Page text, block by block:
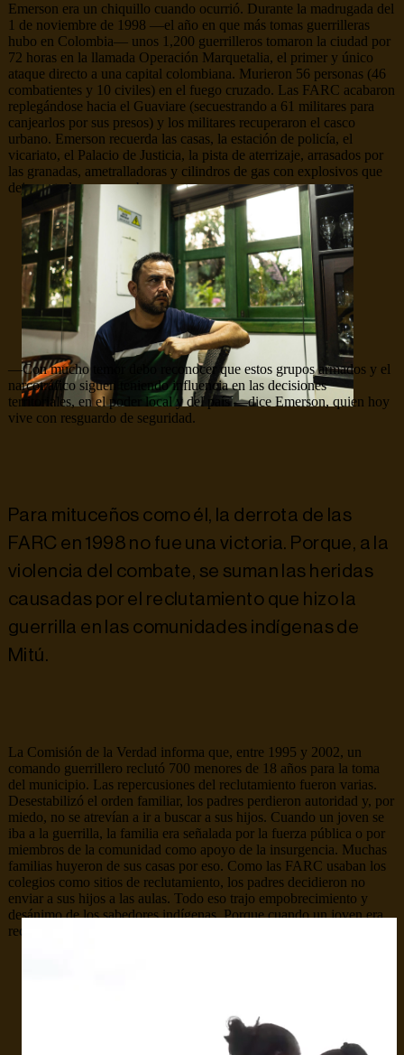
Emerson era un chiquillo cuando ocurrió. Durante la madrugada del
1 de noviembre de 1998 —el año en que más tomas guerrilleras
hubo en Colombia— unos 1,200 guerrilleros tomaron la ciudad por
72 horas en la llamada Operación Marquetalia, el primer y único
ataque directo a una capital colombiana. Murieron 56 personas (46
combatientes y 10 civiles) en el fuego cruzado. Las FARC acabaron
replegándose hacia el Guaviare (secuestrando a 61 militares para
canjearlos por sus presos) y los militares recuperaron el casco
urbano. Emerson recuerda las casas, la estación de policía, el
vicariato, el Palacio de Justicia, la pista de aterrizaje, arrasados por
las granadas, ametralladoras y cilindros de gas con explosivos que
dejaron todo en escombros.
—Con mucho temor debo reconocer que estos grupos armados y el
narcotráfico siguen teniendo influencia en las decisiones
territoriales, en el poder local y del país —dice Emerson, quien hoy
vive con resguardo de seguridad.
Para mituceños como él, la derrota de las
FARC en 1998 no fue una victoria. Porque, a la
violencia del combate, se suman las heridas
causadas por el reclutamiento que hizo la
guerrilla en las comunidades indígenas de
Mitú.
La Comisión de la Verdad informa que, entre 1995 y 2002, un
comando guerrillero reclutó 700 menores de 18 años para la toma
del municipio. Las repercusiones del reclutamiento fueron varias.
Desestabilizó el orden familiar, los padres perdieron autoridad y, por
miedo, no se atrevían a ir a buscar a sus hijos. Cuando un joven se
iba a la guerrilla, la familia era señalada por la fuerza pública o por
miembros de la comunidad como apoyo de la insurgencia. Muchas
familias huyeron de sus casas por eso. Como las FARC usaban los
colegios como sitios de reclutamiento, los padres decidieron no
enviar a sus hijos a las aulas. Todo eso trajo empobrecimiento y
desánimo de los sabedores indígenas. Porque cuando un joven era
reclutado, toda la comunidad perdía a un heredero de su cultura.